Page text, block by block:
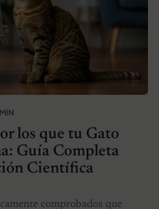
los que tu Gato
Guía Completa
Científica
comprobados que